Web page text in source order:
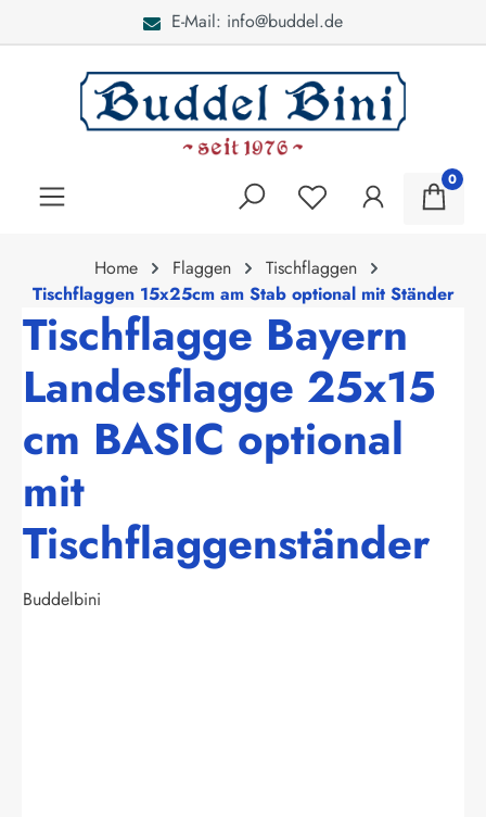
E-Mail: info@buddel.de
0
Home Flaggen
Tischflaggen
Tischflaggen 15x25cm am Stab optional mit Ständer
Tischflagge Bayern
Landesflagge 25x15
cm BASIC optional
mit
Tischflaggenständer
Buddelbini